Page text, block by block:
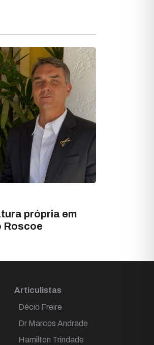
própria em
Roscoe
Articulistas
Décio Freire
Dr Marcos Andrade
Hamilton Trindade